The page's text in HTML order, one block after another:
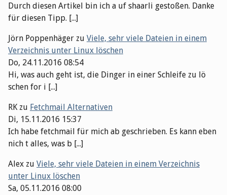
Durch diesen Artikel bin ich a uf shaarli gestoßen. Danke
für diesen Tipp. [...]
Jörn Poppenhäger zu Viele, sehr viele Dateien in einem
Verzeichnis unter Linux löschen
Do, 24.11.2016 08:54
Hi, was auch geht ist, die Dinger in einer Schleife zu lö
schen for i [...]
RKzu Fetchmail Alternativen
Di, 15.11.2016 15:37
Ich habe fetchmail für mich ab geschrieben. Es kann eben
nich t alles, was b [...]
Alex zu Viele, sehr viele Dateien in einem Verzeichnis
unter Linux löschen
Sa, 05.11.2016 08:00